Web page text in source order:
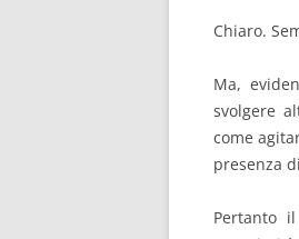
Chiaro.
Ma,
svolgere
come
presenza
Pertanto